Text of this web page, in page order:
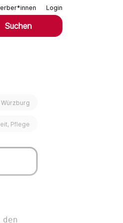
Login
Suchen
Würzburg
Pflege